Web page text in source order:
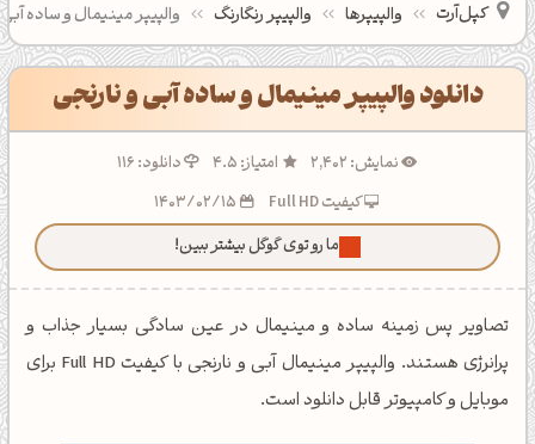
کپل‌آرت والپیپرها والپیپر رنگارنگ والپیپر مینیمال و ساده
دانلود والپیپر مینیمال و ساده آبی و نارنجی
نمایش: 2,402 امتیاز: 4.5
دانلود: 116
کیفیت Full HD
ما رو توی گوگل بیشتر ببین!
تصاویر پس زمینه ساده و مینیمال در عین سادگی بسیار جذاب و
پرانرژی هستند. والپیپر مینیمال آبی و نارنجی با کیفیت Full HD برای
موبایل و کامپیوتر قابل دانلود است.